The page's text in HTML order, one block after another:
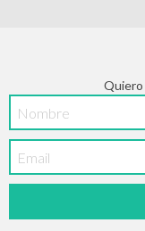
Quiero